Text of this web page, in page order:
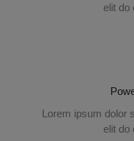
elit do
Lorem ipsum dolor
elit do